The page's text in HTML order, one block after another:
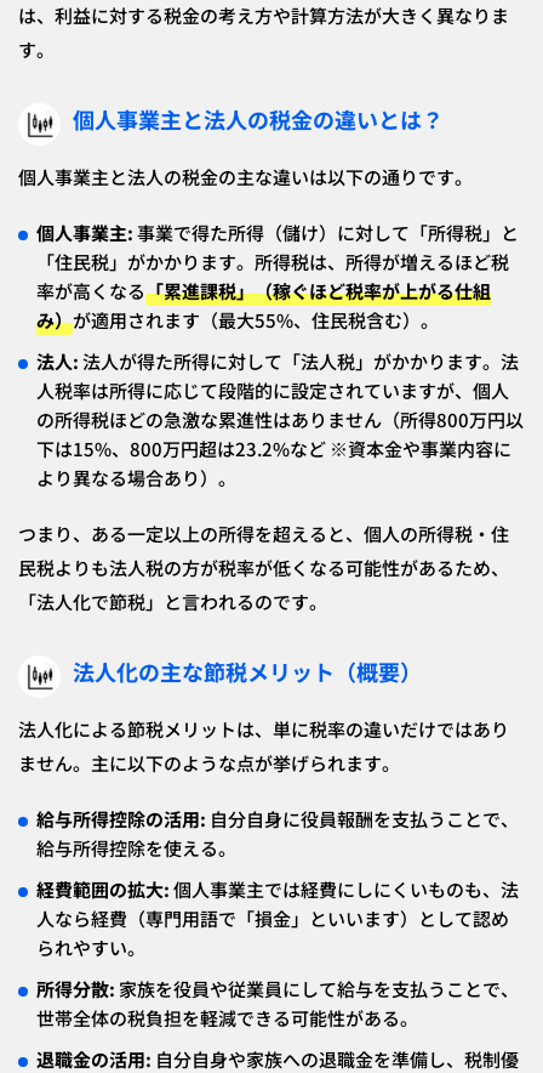
は、利益に対する税金の考え方や計算方法が大きく異なりま
す。
個人事業主と法人の税金の違いとは？
個人事業主と法人の税金の主な違いは以下の通りです。
個人事業主:事業で得た所得（儲け）に対して「所得税」と
「住民税」がかかります。所得税は、所得が増えるほど税
率が高くなる「累進課税」（稼ぐほど税率が上がる仕組
み）が適用されます（最大55%、住民税含む）。
法人:法人が得た所得に対して「法人税」がかかります。法
人税率は所得に応じて段階的に設定されていますが、個人
の所得税ほどの急激な累進性はありません（所得800万円以
下は15%、800万円超は23.2%など ※資本金や事業内容に
より異なる場合あり）。
つまり、ある一定以上の所得を超えると、個人の所得税・住
民税よりも法人税の方が税率が低くなる可能性があるため、
「法人化で節税」と言われるのです。
法人化の主な節税メリット（概要）
法人化による節税メリットは、単に税率の違いだけではあり
ません。主に以下のような点が挙げられます。
給与所得控除の活用: 自分自身に役員報酬を支払うことで、
給与所得控除を使える。
経費範囲の拡大:個人事業主では経費にしにくいものも、法
人なら経費（専門用語で「損金」といいます）として認め
られやすい。
所得分散: 家族を役員や従業員にして給与を支払うことで、
世帯全体の税負担を軽減できる可能性がある。
退職金の活用: 自分自身や家族への退職金を準備し、税制優